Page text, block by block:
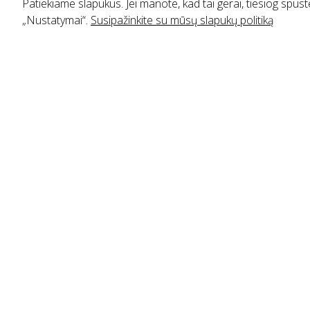
Patiekiame slapukus. Jei manote, kad tai gerai, tiesiog
„Nustatymai“. Susipažinkite su mūsų slapukų politiką